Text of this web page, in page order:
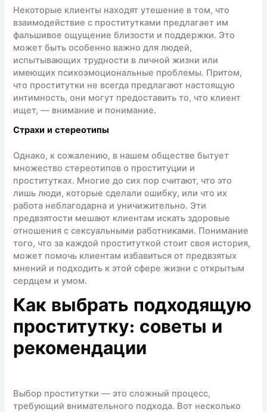
Некоторые клиенты находят утешение в том, что
взаимодействие с проститутками предлагает им
фальшивое ощущение близости и поддержки. Это
может быть особенно важно для людей,
испытывающих трудности в личной жизни или
имеющих психоэмоциональные проблемы. Притом,
что проститутки не всегда предлагают настоящую
интимность, они могут предоставить то, что клиент
ищет, — внимание и понимание.
Страхи и стереотипы
Однако, к сожалению, в нашем обществе бытует
множество стереотипов о проституции и
проститутках. Многие до сих пор считают, что это
лишь люди, которые сделали ошибку, или что их
работа неблагодарна и уничижительно. Эти
предвзятости мешают клиентам искать здоровые
отношения с сексуальными работниками. Понимание
того, что за каждой проституткой стоит своя история,
может помочь клиентам избавиться от предвзятых
мнений и подходить к этой сфере жизни с открытым
сердцем и умом.
Как выбрать подходящую
проститутку: советы и
рекомендации
Выбор проститутки — это сложный процесс,
требующий внимательного подхода. Вот несколько